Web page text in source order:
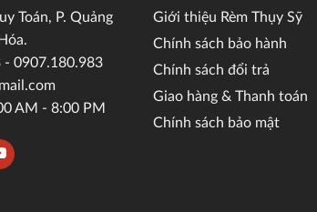
Toán, P. Quảng
- 0907.180.983
AM - 8:00 PM
Giới thiệu Rèm Thụy Sỹ
Chính sách bảo hành
Chính sách đổi trả
Giao hàng & Thanh toán
Chính sách bảo mật